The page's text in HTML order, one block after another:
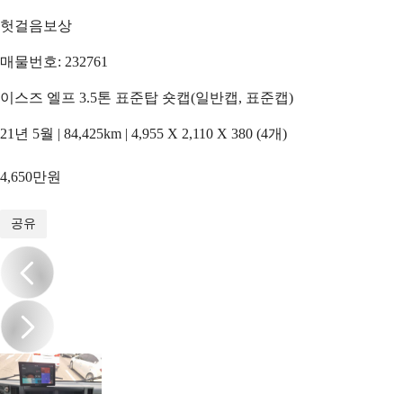
헛걸음보상
매물번호: 232761
이스즈 엘프 3.5톤 표준탑 숏캡(일반캡, 표준캡)
21년 5월 | 84,425km | 4,955 X 2,110 X 380 (4개)
4,650만원
공유
/15